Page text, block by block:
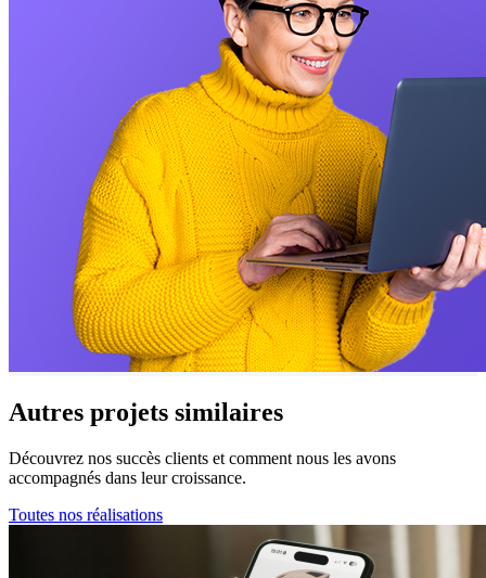
Autres projets similaires
Découvrez nos succès clients et comment nous les avons
accompagnés dans leur croissance.
Toutes nos réalisations